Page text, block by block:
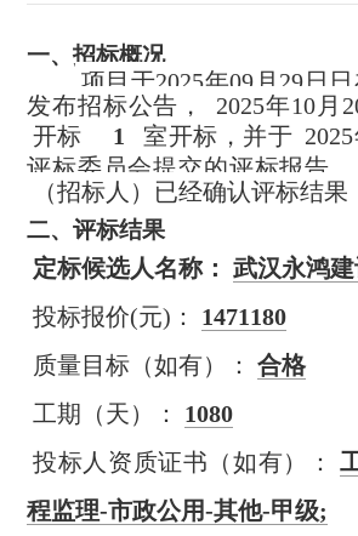
一、招标概况
项目于2025年09月29日
发布招标公告，
2025年10月
开标
1 室开标，并于
评标委员会提交的评标报告，
（招标人）已经确认评标结
二、 评标结果
定标候选人名称： 武汉永鸿
投标报价(元)：
1471180
质量目标（如有）：
合格
工期（天）：
1080
投标人资质证书（如有）：
程监理-市政公用-其他-甲级;